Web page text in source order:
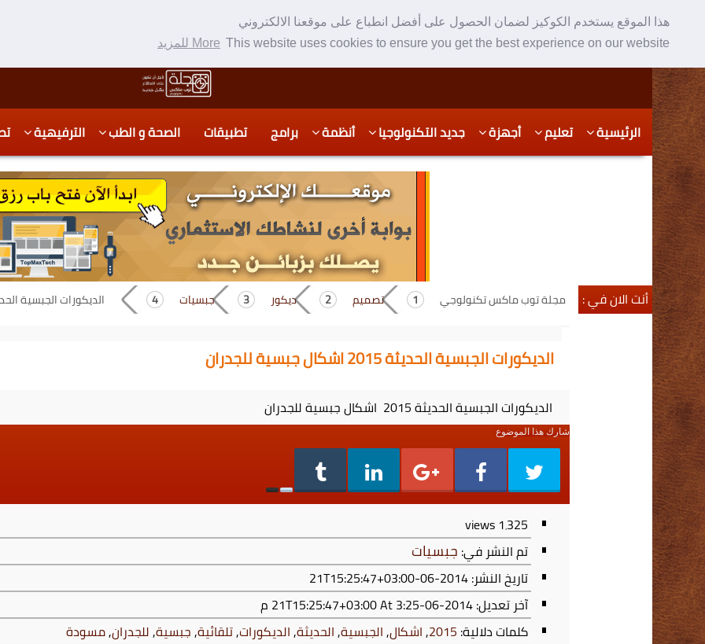
هذا الموقع يستخدم الكوكيز لضمان الحصول على أفضل انطباع على موقعنا الالكتروني
This website uses cookies to ensure you get the best experience on our website More للمزيد
Skip
to
content
Skip
to
secondary
content
الرئيسية تعليم أجهزة جديد التكنولوجيا أنظمة برامج تطبيقات الصحة و الطب الترفيهية
أنت الان في : مجلة توب ماكس تكنولوجي تصميم ديكور جبسيات الديكورات الجبسية الحديثة 2015 اشكال
الديكورات الجبسية الحديثة 2015 اشكال جبسية للجدران
الديكورات الجبسية الحديثة 2015 اشكال جبسية للجدران
شارك هذا الموضوع
1٬325 views
تم النشر في: جبسيات
تاريخ النشر: 2014-06-21T15:25:47+03:00
آخر تعديل:2014-06-21T15:25:47+03:00
At 3:25 م
كلمات دلالية: 2015
,اشكال,الجبسية,الحديثة,الديكورات,تلقائية,جبسية,للجدران,مسودة